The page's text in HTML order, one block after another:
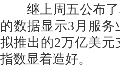
继上周五公布了
的数据显示3月服
拟推出的2万亿美
指数显着造好。